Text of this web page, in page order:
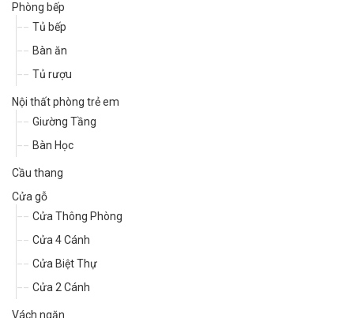
Phòng bếp
Tủ bếp
Bàn ăn
Tủ rượu
Nội thất phòng trẻ em
Giường Tầng
Bàn Học
Cầu thang
Cửa gỗ
Cửa Thông Phòng
Cửa 4 Cánh
Cửa Biệt Thự
Cửa 2 Cánh
Vách ngăn